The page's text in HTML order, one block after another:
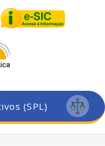
(SPL)